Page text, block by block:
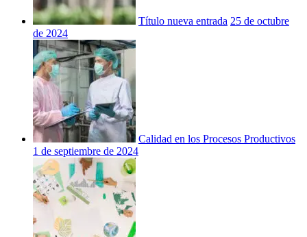
Título nueva entrada 25 de octubre
de 2024
Calidad en los Procesos Productivos
1 de septiembre de 2024